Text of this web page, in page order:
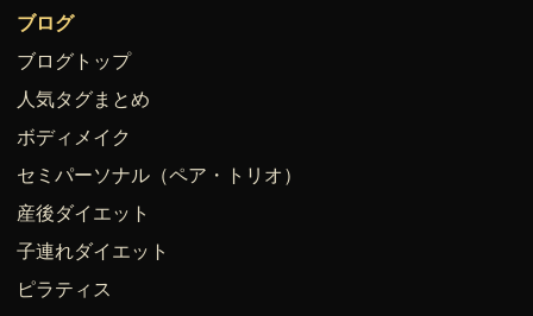
ブログ
ブログトップ
人気タグまとめ
ボディメイク
セミパーソナル（ペア・トリオ）
産後ダイエット
子連れダイエット
ピラティス